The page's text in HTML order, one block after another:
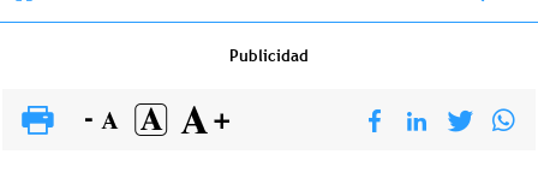
Publicidad